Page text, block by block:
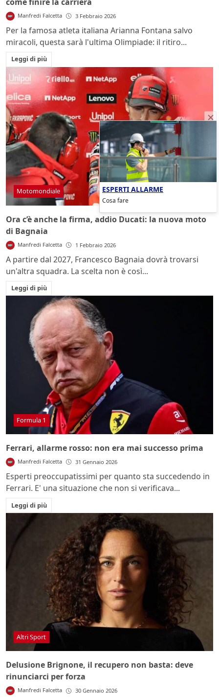
Manfredi Falcetta 3 Febbraio 2026
Per la famosa atleta italiana Arianna Fontana salvo
miracoli, questa sarà l'ultima Olimpiade: il ritiro...
Leggi di più
Motomondiale
Ora c’è anche la firma, addio Ducati: la nuova moto
di Bagnaia
Manfredi Falcetta 1 Febbraio 2026
A partire dal 2027, Francesco Bagnaia dovrà trovarsi
un'altra squadra. La scelta non è così...
Leggi di più
Formula 1
Ferrari, allarme rosso: non era mai successo prima
Manfredi Falcetta 31 Gennaio 2026
Esperti preoccupatissimi per quanto sta succedendo in
Ferrari. E' una situazione che non si verificava...
Leggi di più
Altri Sport
Delusione Brignone, il recupero non basta: deve
rinunciarci per forza
Manfredi Falcetta 30 Gennaio 2026
ESPERTI ALLARME
Cosa fare